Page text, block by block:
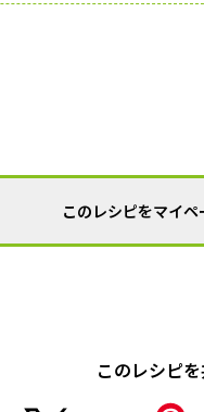
このレシピをマイ
このレシピ